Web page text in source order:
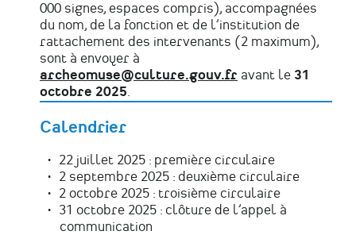
000 signes, espaces compris), accompagnées
du nom, de la fonction et de l’institution de
rattachement des intervenants (2 maximum),
sont à envoyer à
archeomuse@culture.gouv.fr avant le 31
octobre 2025.
Calendrier
22 juillet 2025 : première circulaire
2 septembre 2025 : deuxième circulaire
2 octobre 2025 : troisième circulaire
31 octobre 2025 : clôture de l’appel à
communication